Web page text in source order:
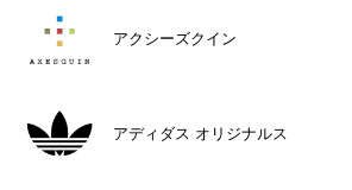
アクシーズクイン
アディダス オリジナルス